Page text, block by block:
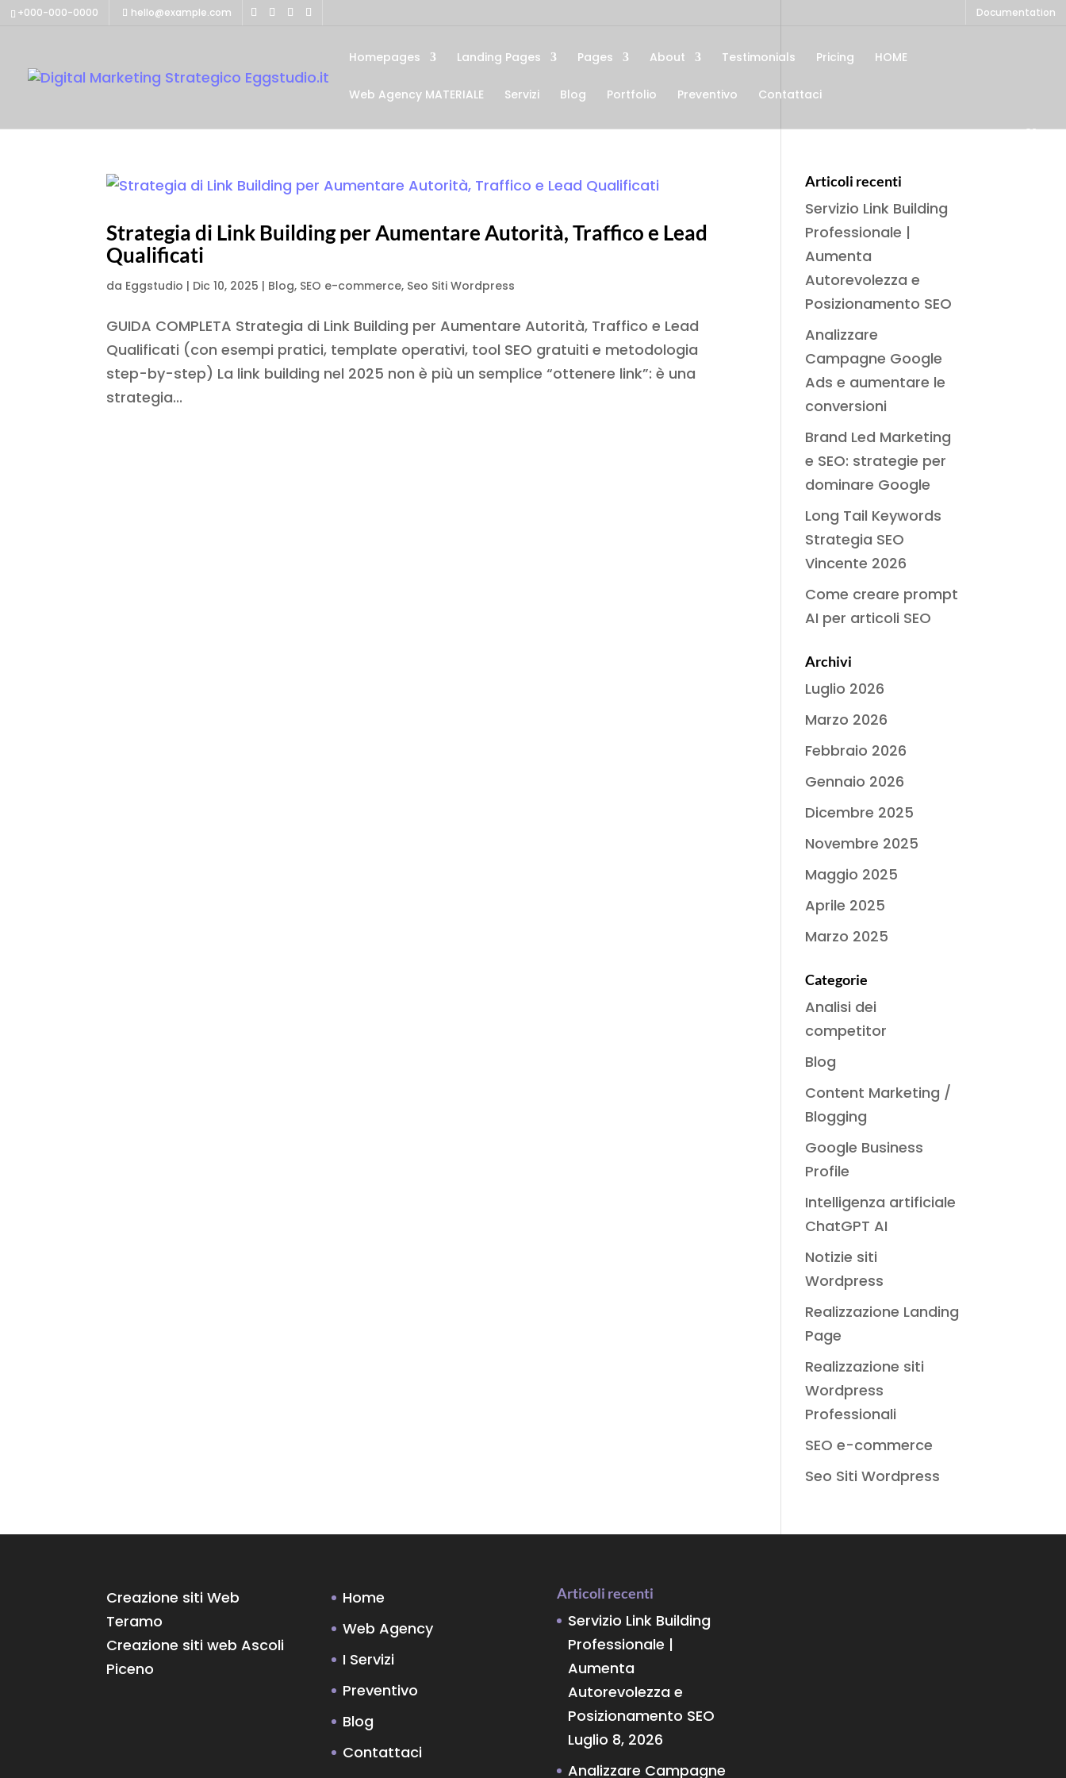
+000-000-0000 hello@example.com Documentation
Homepages Landing Pages Pages About Testimonials Pricing HOME
Web Agency MATERIALE Servizi Blog Portfolio Preventivo Contattaci
Strategia di Link Building per Aumentare Autorità, Traffico e Lead
Qualificati
da Eggstudio | Dic 10, 2025 | Blog, SEO e-commerce, Seo Siti Wordpress
GUIDA COMPLETA Strategia di Link Building per Aumentare Autorità, Traffico e Lead
Qualificati (con esempi pratici, template operativi, tool SEO gratuiti e metodologia
step-by-step) La link building nel 2025 non è più un semplice “ottenere link”: è una
strategia...
Articoli recenti
Servizio Link Building
Professionale |
Aumenta
Autorevolezza e
Posizionamento SEO
Analizzare
Campagne Google
Ads e aumentare le
conversioni
Brand Led Marketing
e SEO: strategie per
dominare Google
Long Tail Keywords
Strategia SEO
Vincente 2026
Come creare prompt
AI per articoli SEO
Archivi
Luglio 2026
Marzo 2026
Febbraio 2026
Gennaio 2026
Dicembre 2025
Novembre 2025
Maggio 2025
Aprile 2025
Marzo 2025
Categorie
Analisi dei
competitor
Blog
Content Marketing /
Blogging
Google Business
Profile
Intelligenza artificiale
ChatGPT AI
Notizie siti
Wordpress
Realizzazione Landing
Page
Realizzazione siti
Wordpress
Professionali
SEO e-commerce
Seo Siti Wordpress
Creazione siti Web
Teramo
Creazione siti web Ascoli
Piceno
Home
Web Agency
I Servizi
Preventivo
Blog
Contattaci
Articoli recenti
Servizio Link Building
Professionale |
Aumenta
Autorevolezza e
Posizionamento SEO
Luglio 8, 2026
Analizzare Campagne